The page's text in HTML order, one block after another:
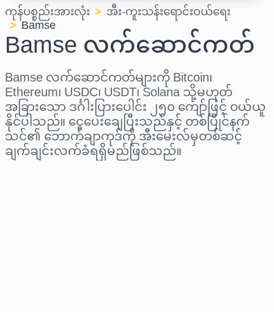
ကုန်ပစ္စည်းအားလုံး အီး-ကူးသန်းရောင်းဝယ်ရေး
Bamse
Bamse လက်ဆောင်ကတ်
Bamse လက်ဆောင်ကတ်များကို Bitcoin၊
Ethereum၊ USDC၊ USDT၊ Solana သို့မဟုတ်
အခြားသော ဒင်္ဂါးပြားပေါင်း ၂၅၀ ကျော်ဖြင့် ဝယ်ယူ
နိုင်ပါသည်။ ငွေပေးချေပြီးသည်နှင့် တစ်ပြိုင်နက်
သင်၏ ဘောက်ချာကုဒ်ကို အီးမေးလ်မှတစ်ဆင့်
ချက်ချင်းလက်ခံရရှိမည်ဖြစ်သည်။